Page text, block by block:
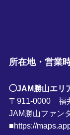
所在地・営業
◯JAM勝山エリ
〒911-0000 福
JAM勝山ファン
■https://